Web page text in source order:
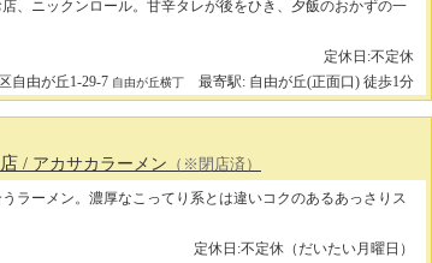
、ニックンロール。甘辛タレが後をひき、夕飯のおかずの一
定休日:不定休
自由が丘1-29-7 自由が丘横丁 最寄駅: 自由が丘(正面口) 徒歩1分
/ アカサカラーメン （※閉店済）
ラーメン。濃厚なこってり系とは違いコクのあるあっさりス
定休日:不定休（だいたい月曜日）